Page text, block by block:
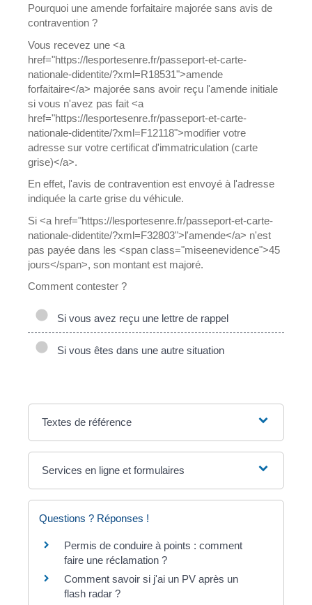
Pourquoi une amende forfaitaire majorée sans avis de
contravention ?
Vous recevez une <a
href="https://lesportesenre.fr/passeport-et-carte-
nationale-didentite/?xml=R18531">amende
forfaitaire</a> majorée sans avoir reçu l'amende initiale
si vous n'avez pas fait <a
href="https://lesportesenre.fr/passeport-et-carte-
nationale-didentite/?xml=F12118">modifier votre
adresse sur votre certificat d'immatriculation (carte
grise)</a>.
En effet, l'avis de contravention est envoyé à l'adresse
indiquée la carte grise du véhicule.
Si <a href="https://lesportesenre.fr/passeport-et-carte-
nationale-didentite/?xml=F32803">l'amende</a> n'est
pas payée dans les <span class="miseenevidence">45
jours</span>, son montant est majoré.
Comment contester ?
Si vous avez reçu une lettre de rappel
Si vous êtes dans une autre situation
Textes de référence
Services en ligne et formulaires
Questions ? Réponses !
Permis de conduire à points : comment
faire une réclamation ?
Comment savoir si j'ai un PV après un
flash radar ?